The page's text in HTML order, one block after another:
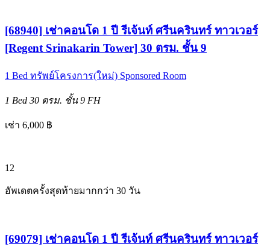
[68940] เช่าคอนโด 1 ปี รีเจ้นท์ ศรีนครินทร์ ทาวเวอร์
[Regent Srinakarin Tower] 30 ตรม. ชั้น 9
1 Bed ทรัพย์โครงการ(ใหม่) Sponsored Room
1 Bed 30 ตรม. ชั้น 9 FH
เช่า 6,000 ฿
12
อัพเดตครั้งสุดท้ายมากกว่า 30 วัน
[69079] เช่าคอนโด 1 ปี รีเจ้นท์ ศรีนครินทร์ ทาวเวอร์